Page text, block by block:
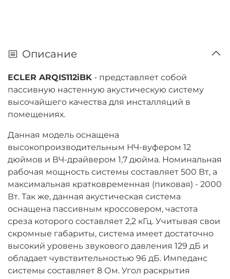
Описание
ECLER ARQIS112iBK - представляет собой
пассивную настенную акустическую систему
высочайшего качества для инсталляций в
помещениях.
Данная модель оснащена
высокопроизводительным НЧ-вуфером 12
дюймов и ВЧ-драйвером 1,7 дюйма. Номинальная
рабочая мощность системы составляет 500 Вт, а
максимальная кратковременная (пиковая) - 2000
Вт. Так же, данная акустическая система
оснащена пассивным кроссовером, частота
среза которого составляет 2,2 кГц. Учитывая свои
скромные габариты, система имеет достаточно
высокий уровень звукового давления 129 дБ и
обладает чувствительностью 96 дБ. Импеданс
системы составляет 8 Ом. Угол раскрытия